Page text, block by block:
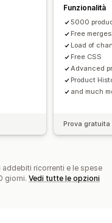
Funzionalità
5000
Free merges
Load of
Free CSS
Advanced
Product
and much
Prova
addebiti ricorrenti e le spese
giorni. Vedi tutte le opzioni